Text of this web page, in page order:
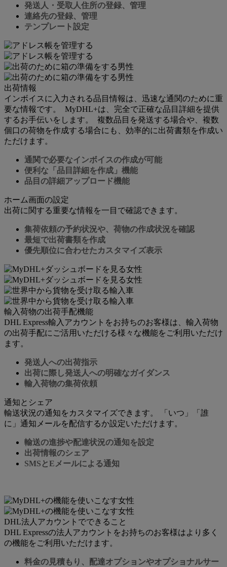
発送人・受取人住所の登録、管理
連絡先の登録、管理
テンプレート設定
出荷情報
インボイスに入力される品目情報は、迅速な通関のために重
要な情報です。 MyDHL+は、完全で正確な品目詳細を提供
するお手伝いをします。 複数品目を発送する場合や、複数
個口の荷物を作成する場合にも、効率的に出荷書類を作成い
ただけます。
通関で必要なインボイスの作成が可能
便利な「品目詳細を作成」機能
品目の詳細アップロード機能
ホーム画面の設定
出荷に関する重要な情報を一目で確認できます。
集荷依頼の予約状況や、荷物の作成状況を確認
最短で出荷書類を作成
優先順位に合わせたカスタマイズ表示
輸入荷物の出荷手配機能
DHL Express輸入アカウントをお持ちのお客様は、輸入荷物
の出荷手配にご活用いただける様々な機能をご利用いただけ
ます。
発送人への出荷指示
出荷に際し発送人への明確なガイダンス
輸入荷物の集荷依頼
通知とシェア
輸送状況の通知をカスタマイズできます。 「いつ」「誰
に」通知メールを配信するか設定いただけます。
輸送の進捗や配達状況の通知を設定
出荷情報のシェア
SMSとEメールによる通知
DHL法人アカウントでできること
DHL Expressの法人アカウントをお持ちのお客様はより多く
の機能をご利用いただけます。
料金の見積もり、配達オプションやオプショナルサー